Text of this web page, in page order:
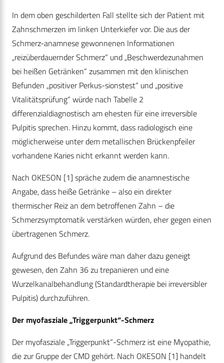
In dem oben geschilderten Fall stellte sich der Patient mit
Zahnschmerzen im linken Unterkiefer vor. Die aus der
Schmerz-anamnese gewonnenen Informationen
„reizüberdauernder Schmerz“ und „Beschwerdezunahmen
bei heißen Getränken“ zusammen mit den klinischen
Befunden „positiver Perkus-sionstest“ und „positive
Vitalitätsprüfung“ würde nach Tabelle 2
differenzialdiagnostisch am ehesten für eine irreversible
Pulpitis sprechen. Hinzu kommt, dass radiologisch eine
möglicherweise unter dem metallischen Brückenpfeiler
vorhandene Karies nicht erkannt werden kann.
Nach OKESON [1] spräche zudem die anamnestische
Angabe, dass heiße Getränke – also ein direkter
thermischer Reiz an dem betroffenen Zahn – die
Schmerzsymptomatik verstärken würden, eher gegen einen
übertragenen Schmerz.
Aufgrund des Befundes wäre man daher dazu geneigt
gewesen, den Zahn 36 zu trepanieren und eine
Wurzelkanalbehandlung (Standardtherapie bei irreversibler
Pulpitis) durchzuführen.
Der myofasziale „Triggerpunkt“-Schmerz
Der myofasziale „Triggerpunkt“-Schmerz ist eine Myopathie,
die zur Gruppe der CMD gehört. Nach OKESON [1] handelt